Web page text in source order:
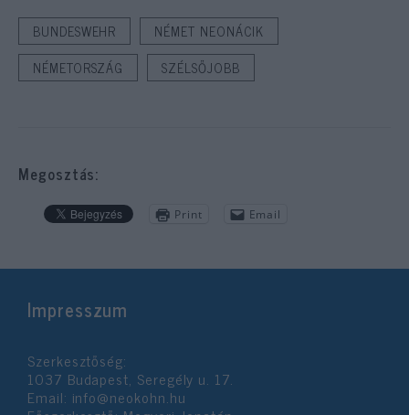
BUNDESWEHR
NÉMET NEONÁCIK
NÉMETORSZÁG
SZÉLSŐJOBB
Megosztás:
Print Email
Impresszum
Szerkesztőség:
1037 Budapest, Seregély u. 17.
Email: info@neokohn.hu